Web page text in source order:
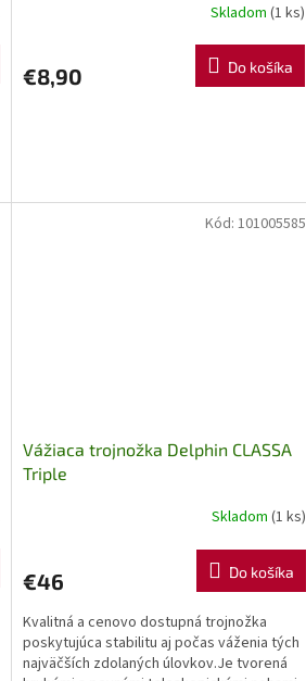
Skladom (1 ks)
€8,90 Do košíka
Vážiaca trojnožka Delphin CLASSA
Triple
Skladom (1 ks)
€46 Do košíka
Kvalitná a cenovo dostupná trojnožka
poskytujúca stabilitu aj počas váženia tých
najväčších zdolaných úlovkov.Je tvorená
Kód: 101005585